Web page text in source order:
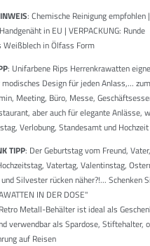
: Chemische Reinigung empfohlen |
in EU | VERPACKUNG: Runde
Weißblech in Ölfass Form
: Unifarbene Rips Herrenkrawatten
Design für jeden Anlass,... zum
Meeting, Büro, Messe,
aber auch für elegante Anlässe,
Verlobung, Standesamt und Hochzeit
TIPP: Der Geburtstag vom Freund, Vater,
Vatertag, Valentinstag,
Silvester rücken näher?!... Schenken
IN DER DOSE"
Metall-Behälter ist ideal als
verwendbar als Spardose, Stiftehalter,
auf Reisen